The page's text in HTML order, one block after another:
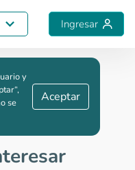
Ingresar
y
se
Aceptar
Guardar comparación